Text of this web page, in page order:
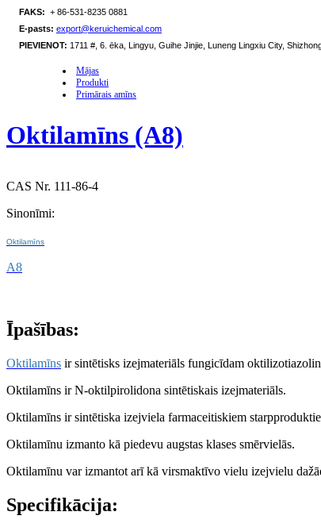
FAKS: + 86-531-8235 0881
E-pasts: export@keruichemical.com
PIEVIENOT: 1711 #, 6. ēka, Lingyu, Guihe Jinjie, Luneng Lingxiu City,
Mājas
Produkti
Primārais amīns
Oktilamīns (A8)
CAS Nr. 111-86-4
Sinonīmi:
Oktilamīns
A8
Īpašības:
Oktilamīns ir sintētisks izejmateriāls fungicīdam
Oktilamīns ir N-oktilpirolidona sintētiskais izejmateriāls.
Oktilamīns ir sintētiska izejviela farmaceitiskiem
Oktilamīnu izmanto kā piedevu augstas klases smērvielās.
Oktilamīnu var izmantot arī kā virsmaktīvo vielu izejvielu
Specifikācija: